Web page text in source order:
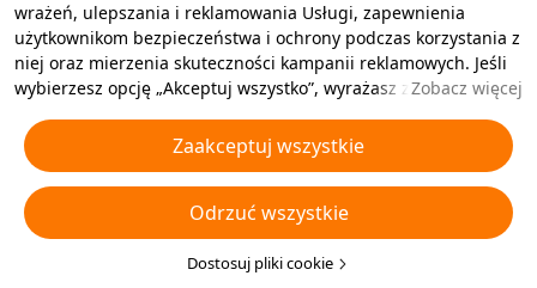
wrażeń, ulepszania i reklamowania Usługi, zapewnienia
użytkownikom bezpieczeństwa i ochrony podczas korzystania z
niej oraz mierzenia skuteczności kampanii reklamowych. Jeśli
wybierzesz opcję „Akceptuj wszystko”, wyrażasz zgodę na
oraz podobnych technologii na Twoim urządzeniu w celach
reklamowych. Możesz także wybrać opcję „Odrzucić wszystkie”,
aby odrzucić wszystkie nieistotne pliki cookie lub wybrać typy
plików cookie, które chcesz zaakceptować albo wyłączyć,
klikając opcję „Dostosuj pliki cookie” poniżej lub w dowolnej
chwili w ustawieniach prywatności. Aby uzyskać więcej
Zobacz więcej
Zaakceptuj wszystkie
Odrzuć wszystkie
Dostosuj pliki cookie